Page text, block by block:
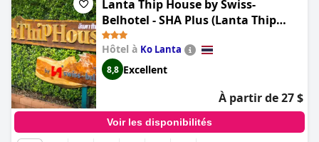
Lanta Thip House by Swiss-
Belhotel - SHA Plus (Lanta Thip
House by Swiss-Belhotel)
Hôtel à Ko Lanta
8,8 Excellent
À partir de 27 $
Voir les disponibilités